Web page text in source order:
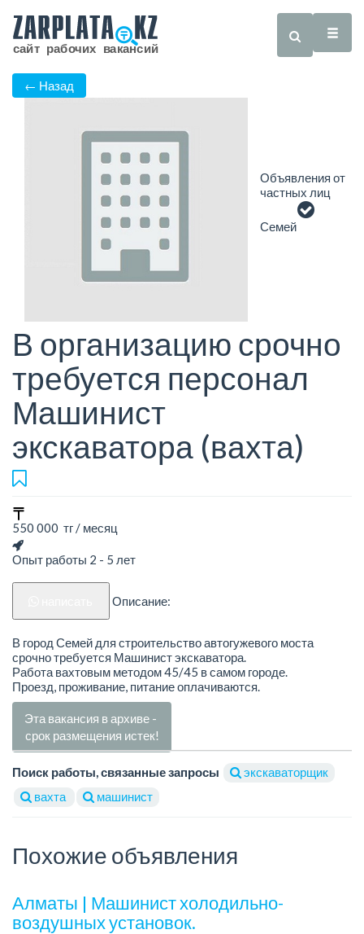
← Назад
Объявления от
частных лиц
Семей
В организацию срочно
требуется персонал
Машинист
экскаватора (вахта)
550 000 тг / месяц
Опыт работы 2 - 5 лет
Описание:
В город Семей для строительство автогужевого моста
срочно требуется Машинист экскаватора.
Работа вахтовым методом 45/45 в самом городе.
Проезд, проживание, питание оплачиваются.
Эта вакансия в архиве -
срок размещения истек!
Поиск работы, связанные запросы
экскаваторщик
вахта
машинист
Похожие объявления
Алматы | Машинист холодильно-
воздушных установок.